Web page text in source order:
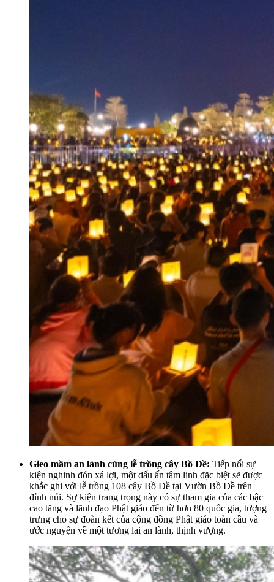
Gieo mầm an lành cùng lễ trồng cây Bồ Đề: Tiếp nối sự
kiện nghinh đón xá lợi, một dấu ấn tâm linh đặc biệt sẽ được
khắc ghi với lễ trồng 108 cây Bồ Đề tại Vườn Bồ Đề trên
đỉnh núi. Sự kiện trang trọng này có sự tham gia của các bậc
cao tăng và lãnh đạo Phật giáo đến từ hơn 80 quốc gia, tượng
trưng cho sự đoàn kết của cộng đồng Phật giáo toàn cầu và
ước nguyện về một tương lai an lành, thịnh vượng.